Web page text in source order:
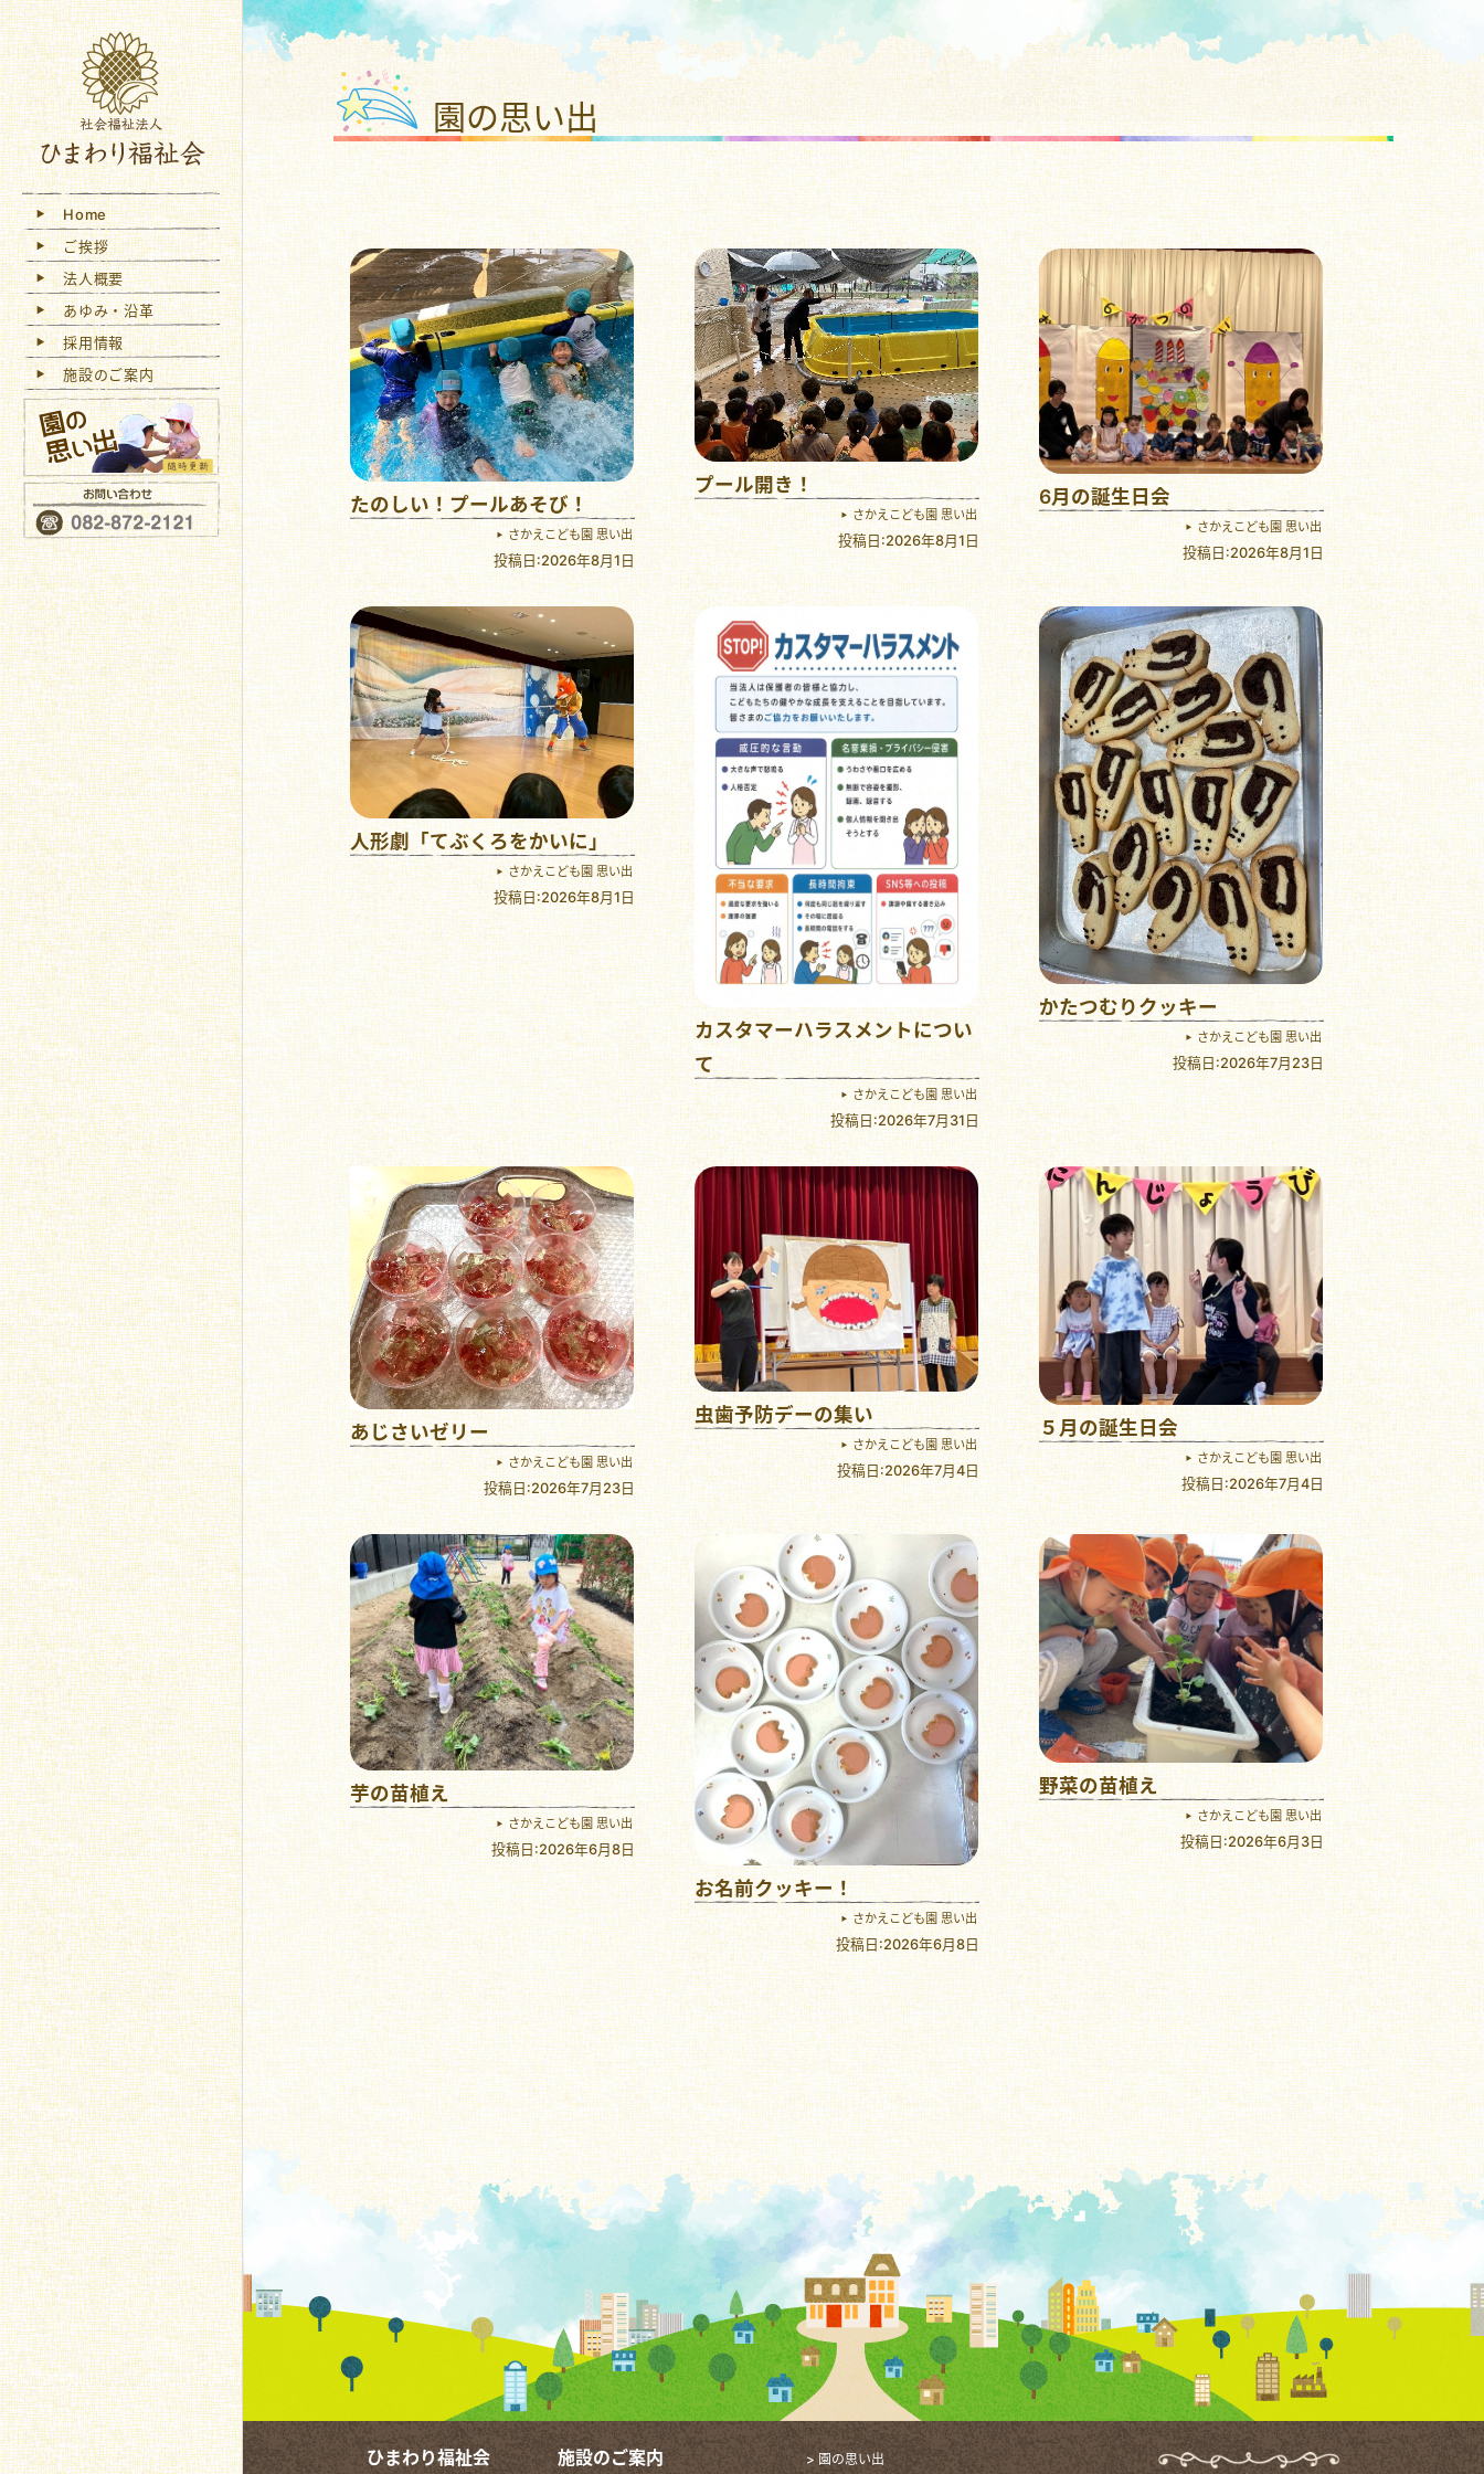
社会福祉法人 ひまわり福祉会
Home
ご挨拶
法人概要
あゆみ・沿革
採用情報
施設のご案内
園の思い出
たのしい！プールあそび！
さかえこども園 思い出
投稿日:2026年8月1日
プール開き！
さかえこども園 思い出
投稿日:2026年8月1日
6月の誕生日会
さかえこども園 思い出
投稿日:2026年8月1日
人形劇「てぶくろをかいに」
さかえこども園 思い出
投稿日:2026年8月1日
カスタマーハラスメントについ
て
さかえこども園 思い出
投稿日:2026年7月31日
かたつむりクッキー
さかえこども園 思い出
投稿日:2026年7月23日
あじさいゼリー
さかえこども園 思い出
投稿日:2026年7月23日
虫歯予防デーの集い
さかえこども園 思い出
投稿日:2026年7月4日
５月の誕生日会
さかえこども園 思い出
投稿日:2026年7月4日
芋の苗植え
さかえこども園 思い出
投稿日:2026年6月8日
お名前クッキー！
さかえこども園 思い出
投稿日:2026年6月8日
野菜の苗植え
さかえこども園 思い出
投稿日:2026年6月3日
ひまわり福祉会 施設のご案内 > 園の思い出